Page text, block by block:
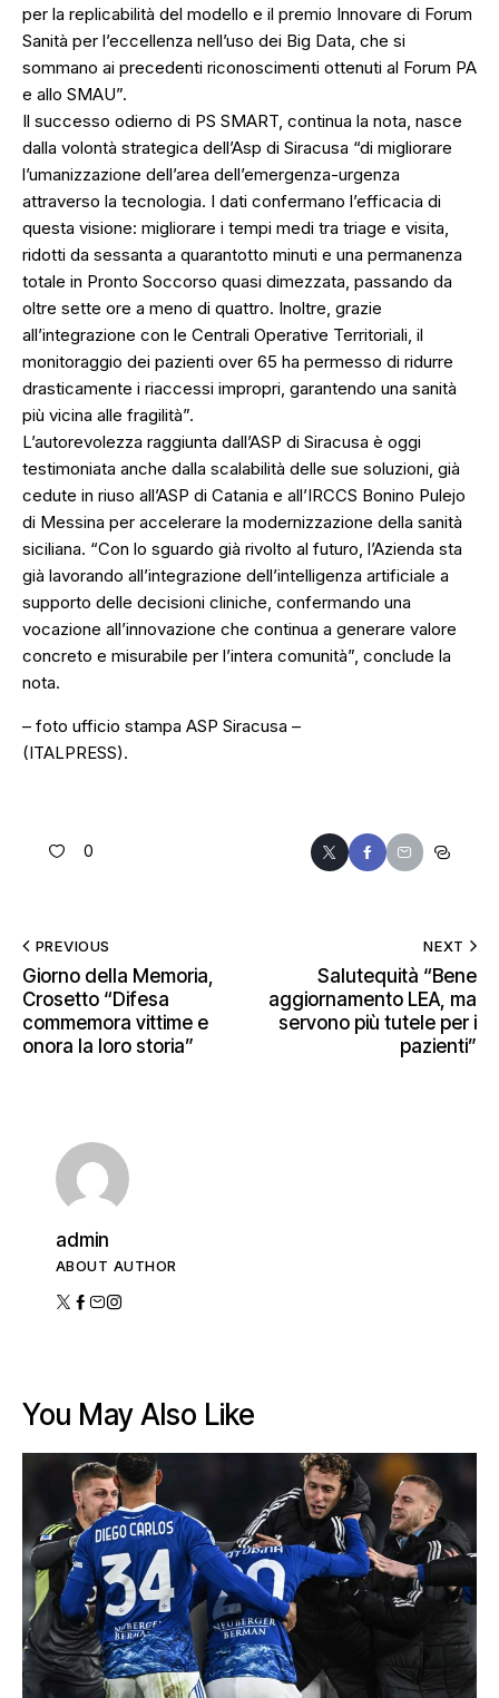
per la replicabilità del modello e il premio Innovare di Forum
Sanità per l’eccellenza nell’uso dei Big Data, che si
sommano ai precedenti riconoscimenti ottenuti al Forum PA
e allo SMAU”.
Il successo odierno di PS SMART, continua la nota, nasce
dalla volontà strategica dell’Asp di Siracusa “di migliorare
l’umanizzazione dell’area dell’emergenza-urgenza
attraverso la tecnologia. I dati confermano l’efficacia di
questa visione: migliorare i tempi medi tra triage e visita,
ridotti da sessanta a quarantotto minuti e una permanenza
totale in Pronto Soccorso quasi dimezzata, passando da
oltre sette ore a meno di quattro. Inoltre, grazie
all’integrazione con le Centrali Operative Territoriali, il
monitoraggio dei pazienti over 65 ha permesso di ridurre
drasticamente i riaccessi impropri, garantendo una sanità
più vicina alle fragilità”.
L’autorevolezza raggiunta dall’ASP di Siracusa è oggi
testimoniata anche dalla scalabilità delle sue soluzioni, già
cedute in riuso all’ASP di Catania e all’IRCCS Bonino Pulejo
di Messina per accelerare la modernizzazione della sanità
siciliana. “Con lo sguardo già rivolto al futuro, l’Azienda sta
già lavorando all’integrazione dell’intelligenza artificiale a
supporto delle decisioni cliniche, confermando una
vocazione all’innovazione che continua a generare valore
concreto e misurabile per l’intera comunità”, conclude la
nota.
– foto ufficio stampa ASP Siracusa –
(ITALPRESS).
0
PREVIOUS
Giorno della Memoria,
Crosetto “Difesa
commemora vittime e
onora la loro storia”
NEXT
Salutequità “Bene
aggiornamento LEA, ma
servono più tutele per i
pazienti”
admin
ABOUT AUTHOR
You May Also Like